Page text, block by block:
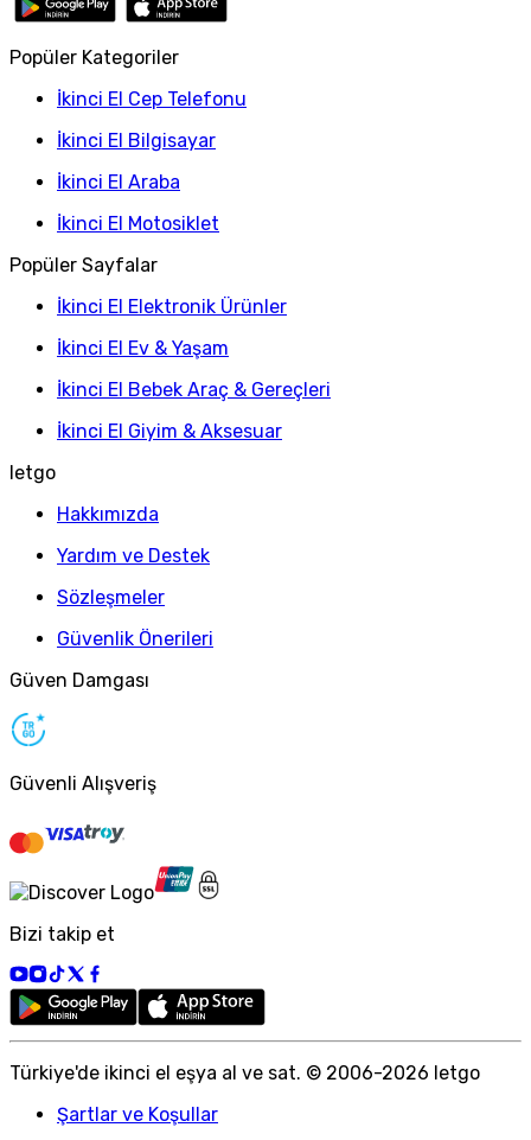
Popüler Kategoriler
İkinci El Cep Telefonu
İkinci El Bilgisayar
İkinci El Araba
İkinci El Motosiklet
Popüler Sayfalar
İkinci El Elektronik Ürünler
İkinci El Ev & Yaşam
İkinci El Bebek Araç & Gereçleri
İkinci El Giyim & Aksesuar
letgo
Hakkımızda
Yardım ve Destek
Sözleşmeler
Güvenlik Önerileri
Güven Damgası
Güvenli Alışveriş
Bizi takip et
Türkiye'de ikinci el eşya al ve sat. © 2006-2026 letgo
Şartlar ve Koşullar